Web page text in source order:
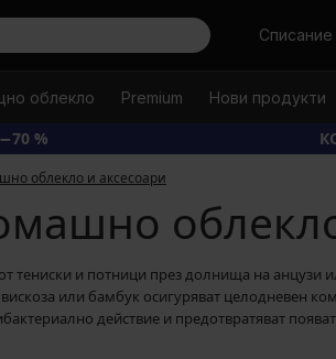
ТърсиСписание
облекло Premium Нови продукти
%
облекло и аксесоари
тениски и потници през долнища на
или бамбук осигуряват целодневен
действие и предотвратяват